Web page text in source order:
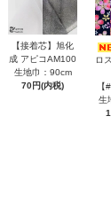
【接着芯】旭化
成 アピコAM100
生地巾：90cm
70円(内税)
ロ
【
生